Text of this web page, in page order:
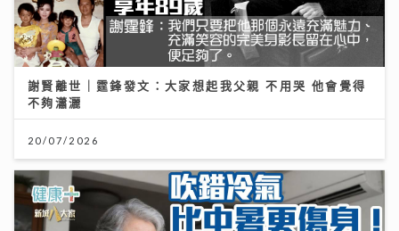
謝賢離世｜霆鋒發文：大家想起我父親 不用哭 他會覺得
不夠瀟灑
20/07/2026